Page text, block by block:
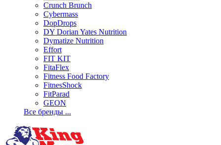
Crunch Brunch
Cybermass
DopDrops
DY Dorian Yates Nutrition
Dymatize Nutrition
Effort
FIT KIT
FitaFlex
Fitness Food Factory
FitnesShock
FitParad
GEON
Все бренды ...